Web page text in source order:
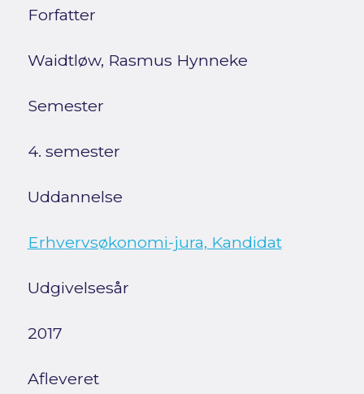
Forfatter
Waidtløw, Rasmus Hynneke
Semester
4. semester
Uddannelse
Erhvervsøkonomi-jura, Kandidat
Udgivelsesår
2017
Afleveret